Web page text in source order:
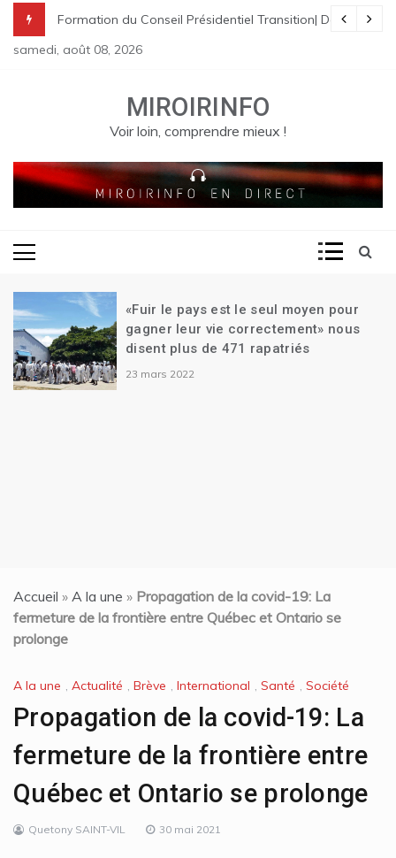
content
à St Raphael | Le premier Garry Conille rencontre les
pénale en Haïti
Transition| Ariel Henry remet sa démission| Le Canada se
Formation du Conseil Présidentiel Transition|
samedi, août 08, 2026
MIROIRINFO
Voir loin, comprendre mieux !
«Fuir le pays est le seul moyen pour
gagner leur vie correctement» nous
disent plus de 471 rapatriés
23 mars 2022
Accueil » A la une » Propagation de la covid-19: La
fermeture de la frontière entre Québec et Ontario se
prolonge
A la une , Actualité , Brève , International , Santé , Société
Propagation de la covid-19: La
fermeture de la frontière entre
Québec et Ontario se prolonge
Quetony SAINT-VIL 30 mai 2021